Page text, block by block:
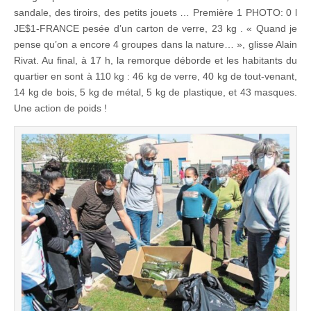
sandale, des tiroirs, des petits jouets … Première 1 PHOTO: 0 l
JE$1-FRANCE pesée d’un carton de verre, 23 kg . « Quand je
pense qu’on a encore 4 groupes dans la nature… », glisse Alain
Rivat. Au final, à 17 h, la remorque déborde et les habitants du
quartier en sont à 110 kg : 46 kg de verre, 40 kg de tout-venant,
14 kg de bois, 5 kg de métal, 5 kg de plastique, et 43 masques.
Une action de poids !